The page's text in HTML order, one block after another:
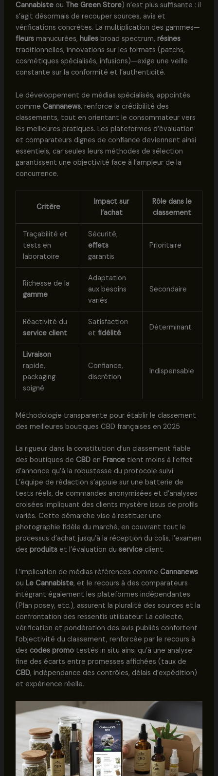
Cannabisteou The Green Store) n’est plus suffisante : il
s’agit désormais de recouper sources, avis et
vérifications concrètes. La multiplication des gammes—
fleursmanucurées, huilesbroad spectrum, résines
traditionnelles, innovations sur les formats (patchs,
cosmétiques spécialisés, infusions)—exige une veille
constante sur la conformité et l’authenticité.
Le développement de médias spécialisés, appointés
comme Cannanews, renforce la crédibilité des
classements, tout en orientant le consommateur vers
les meilleures pratiques. Les plateformes d’évaluation
et comparateurs dignes de confiance deviennent ainsi
essentiels, car seules leurs méthodes de sélection
garantissent une objectivité face à l’ampleur de la
concurrence.
Critère
Impact sur
l’achat
Rôle dans le
classement
Traçabilité et
tests en
laboratoire
Sécurité,
effets
garantis
Prioritaire
Richesse de la
gamme
Adaptation
aux besoins
variés
Secondaire
Réactivité du
service client
Satisfaction
etfidélité
Déterminant
Livraison
rapide,
packaging
soigné
Confiance,
discrétion
Indispensable
Méthodologie transparente pour établir le classement
des meilleures boutiques CBD françaises en 2025
La rigueur dans la constitution d’un classement fiable
des boutiques de CBDen Francetient moins à l’effet
d’annonce qu’à la robustesse du protocole suivi.
L’équipe de rédaction s’appuie sur une batterie de
tests réels, de commandes anonymisées et d’analyses
croisées impliquant des clients mystère issus de profils
variés. Cette démarche vise à restituer une
photographie fidèle du marché, en couvrant tout le
processus d’achat jusqu’à la réception du colis, l’examen
des produitset l’évaluation du serviceclient.
L’implication de médias références comme Cannanews
ou Le Cannabiste, et le recours à des comparateurs
intégrant également les plateformes indépendantes
(Plan posey, etc.), assurent la pluralité des sources et la
confrontation des ressentis utilisateur. La collecte,
vérification et pondération des avis publiés confortent
l’objectivité du classement, renforcée par le recours à
des codes promotestés in situ ainsi qu’à une analyse
fine des écarts entre promesses affichées (taux de
CBD, indépendance des contrôles, délais d’expédition)
et expérience réelle.